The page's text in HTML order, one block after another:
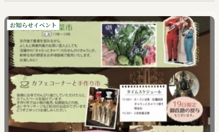
お知らせイベント